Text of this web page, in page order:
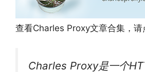
查看Charles Proxy文章合集，请
Charles Proxy是一个